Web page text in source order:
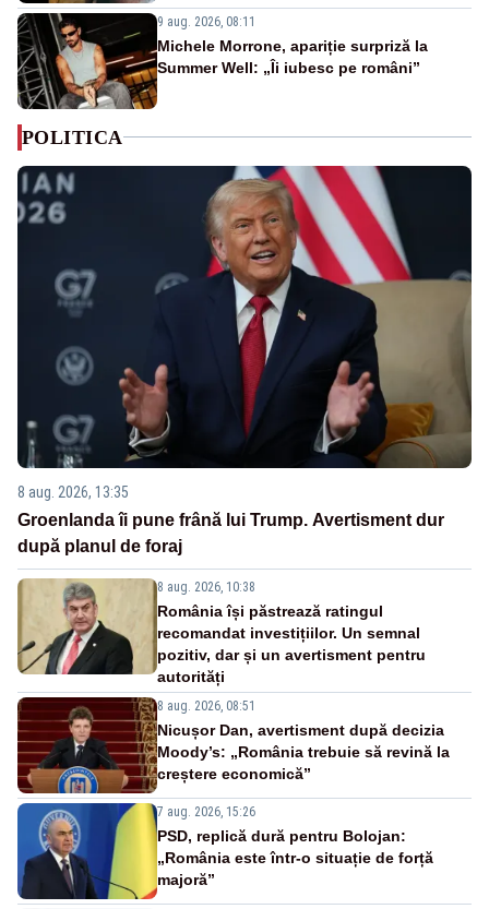
9 aug. 2026, 08:11
Michele Morrone, apariție surpriză la
Summer Well: „Îi iubesc pe români”
POLITICA
8 aug. 2026, 13:35
Groenlanda îi pune frână lui Trump. Avertisment dur
după planul de foraj
8 aug. 2026, 10:38
România își păstrează ratingul
recomandat investițiilor. Un semnal
pozitiv, dar și un avertisment pentru
autorități
8 aug. 2026, 08:51
Nicușor Dan, avertisment după decizia
Moody’s: „România trebuie să revină la
creștere economică”
7 aug. 2026, 15:26
PSD, replică dură pentru Bolojan:
„România este într-o situație de forță
majoră”